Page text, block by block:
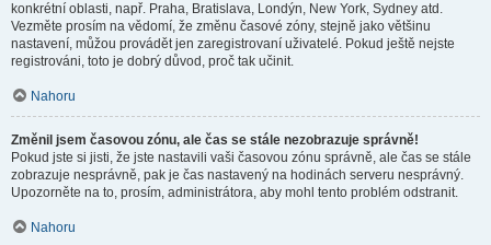
konkrétní oblasti, např. Praha, Bratislava, Londýn, New York, Sydney atd.
Vezměte prosím na vědomí, že změnu časové zóny, stejně jako většinu
nastavení, můžou provádět jen zaregistrovaní uživatelé. Pokud ještě nejste
registrováni, toto je dobrý důvod, proč tak učinit.
Nahoru
Změnil jsem časovou zónu, ale čas se stále nezobrazuje správně!
Pokud jste si jisti, že jste nastavili vaši časovou zónu správně, ale čas se stále
zobrazuje nesprávně, pak je čas nastavený na hodinách serveru nesprávný.
Upozorněte na to, prosím, administrátora, aby mohl tento problém odstranit.
Nahoru